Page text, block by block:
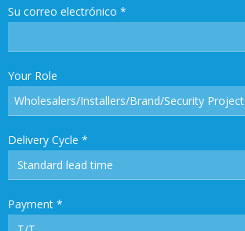
Su correo electrónico *
Your Role
Delivery Cycle *
Payment *